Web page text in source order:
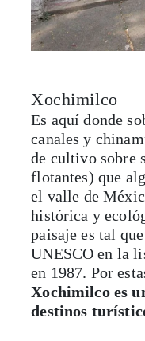
Xochimilco
Es aquí donde
canales y
de cultivo sobre
flotantes) que
el valle de
histórica y
paisaje es tal
UNESCO en la
en 1987. Por
Xochimilco es
destinos